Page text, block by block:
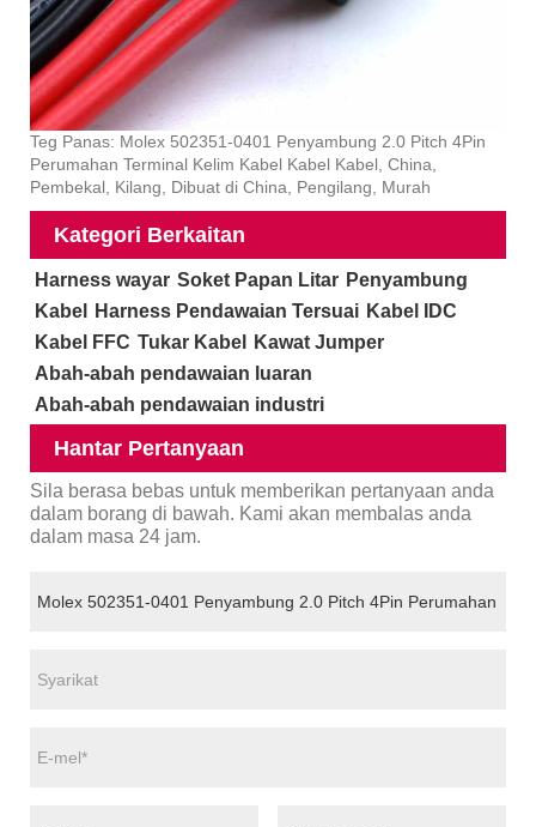
Teg Panas: Molex 502351-0401 Penyambung 2.0 Pitch 4Pin
Perumahan Terminal Kelim Kabel Kabel Kabel, China,
Pembekal, Kilang, Dibuat di China, Pengilang, Murah
Kategori Berkaitan
Harness wayar Soket Papan Litar Penyambung
Kabel
Harness Pendawaian Tersuai Kabel IDC
Kabel FFC Tukar Kabel
Kawat Jumper
Abah-abah pendawaian luaran
Abah-abah pendawaian industri
Hantar Pertanyaan
Sila berasa bebas untuk memberikan pertanyaan anda
dalam borang di bawah. Kami akan membalas anda
dalam masa 24 jam.